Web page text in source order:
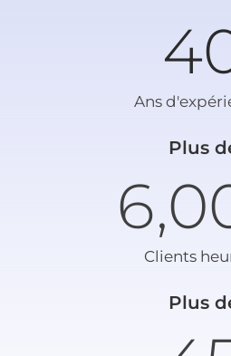
Ans
Plus
Clients
Plus